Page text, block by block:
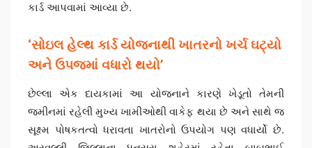
કાર્ડ આપવામાં આવ્યા છે.
‘સોઇલ હેલ્થ કાર્ડ યોજનાથી ખાતરનો ખર્ચ ઘટ્યો
અને ઉપજમાં વધારો થયો’
છેલ્લા એક દાયકામાં આ યોજનાને કારણે ખેડૂતો તેમની
જમીનમાં રહેલી મુખ્ય ખામીઓથી વાકેફ થયા છે અને સાથે જ
સૂક્ષ્મ પોષકતત્વો ધરાવતા ખાતરોનો ઉપયોગ પણ વધાર્યો છે.